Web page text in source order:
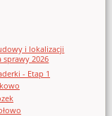
i lokalizacji
sprawy 2026
- Etap 1